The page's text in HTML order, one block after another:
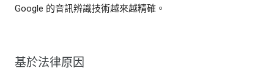
Google 的音訊辨識技術越來越精確。
基於法律原因